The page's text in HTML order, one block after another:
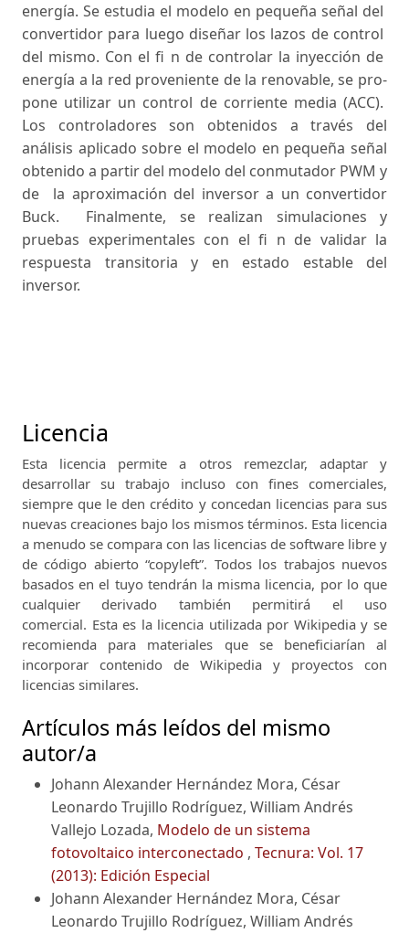
energía. Se estudia el modelo en pequeña señal del
convertidor para luego diseñar los lazos de control
del mismo. Con el fi n de controlar la inyección de
energía a la red proveniente de la renovable, se pro-
pone utilizar un control de corriente media (ACC).
Los controladores son obtenidos a través del
análisis aplicado sobre el modelo en pequeña señal
obtenido a partir del modelo del conmutador PWM y
de la aproximación del inversor a un convertidor
Buck. Finalmente, se realizan simulaciones y
pruebas experimentales con el fi n de validar la
respuesta transitoria y en estado estable del
inversor.
Licencia
Esta licencia permite a otros remezclar, adaptar y
desarrollar su trabajo incluso con fines comerciales,
siempre que le den crédito y concedan licencias para sus
nuevas creaciones bajo los mismos términos. Esta licencia
a menudo se compara con las licencias de software libre y
de código abierto “copyleft”. Todos los trabajos nuevos
basados ​​en el tuyo tendrán la misma licencia, por lo que
cualquier derivado también permitirá el uso
comercial. Esta es la licencia utilizada por Wikipedia y se
recomienda para materiales que se beneficiarían al
incorporar contenido de Wikipedia y proyectos con
licencias similares.
Artículos más leídos del mismo
autor/a
Johann Alexander Hernández Mora, César
Leonardo Trujillo Rodríguez, William Andrés
Vallejo Lozada, Modelo de un sistema
fotovoltaico interconectado , Tecnura: Vol. 17
(2013): Edición Especial
Johann Alexander Hernández Mora, César
Leonardo Trujillo Rodríguez, William Andrés